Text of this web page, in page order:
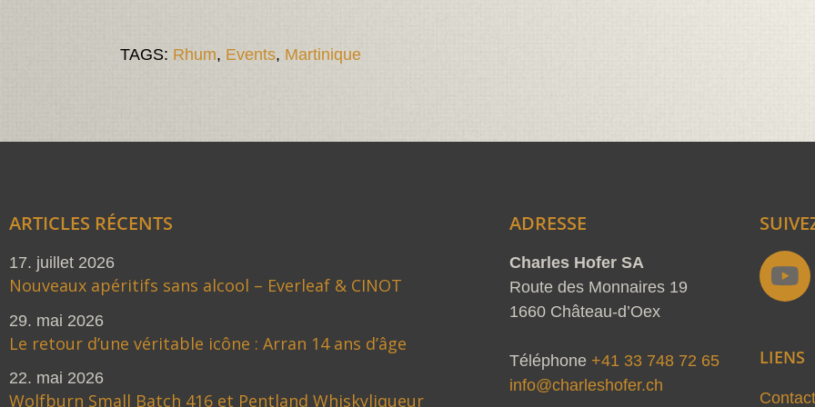
TAGS: Rhum, Events, Martinique
ARTICLES RÉCENTS
17. juillet 2026
Nouveaux apéritifs sans alcool – Everleaf & CINOT
29. mai 2026
Le retour d’une véritable icône : Arran 14 ans d’âge
22. mai 2026
Wolfburn Small Batch 416 et Pentland Whiskyliqueur
ADRESSE
Charles Hofer SA
Route des Monnaires 19
1660 Château-d’Oex
Téléphone +41 33 748 72 65
info@charleshofer.ch
Y
o
u
b
LIENS
Contact